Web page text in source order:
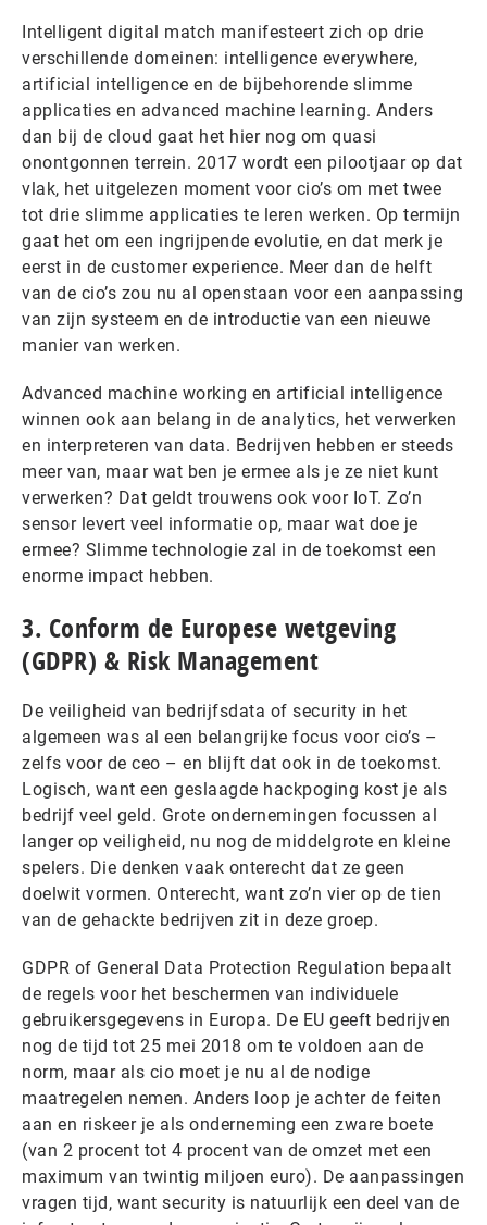
Intelligent digital match manifesteert zich op drie
verschillende domeinen: intelligence everywhere,
artificial intelligence en de bijbehorende slimme
applicaties en advanced machine learning. Anders
dan bij de cloud gaat het hier nog om quasi
onontgonnen terrein. 2017 wordt een pilootjaar op dat
vlak, het uitgelezen moment voor cio’s om met twee
tot drie slimme applicaties te leren werken. Op termijn
gaat het om een ingrijpende evolutie, en dat merk je
eerst in de customer experience. Meer dan de helft
van de cio’s zou nu al openstaan voor een aanpassing
van zijn systeem en de introductie van een nieuwe
manier van werken.
Advanced machine working en artificial intelligence
winnen ook aan belang in de analytics, het verwerken
en interpreteren van data. Bedrijven hebben er steeds
meer van, maar wat ben je ermee als je ze niet kunt
verwerken? Dat geldt trouwens ook voor IoT. Zo’n
sensor levert veel informatie op, maar wat doe je
ermee? Slimme technologie zal in de toekomst een
enorme impact hebben.
3. Conform de Europese wetgeving
(GDPR) & Risk Management
De veiligheid van bedrijfsdata of security in het
algemeen was al een belangrijke focus voor cio’s –
zelfs voor de ceo – en blijft dat ook in de toekomst.
Logisch, want een geslaagde hackpoging kost je als
bedrijf veel geld. Grote ondernemingen focussen al
langer op veiligheid, nu nog de middelgrote en kleine
spelers. Die denken vaak onterecht dat ze geen
doelwit vormen. Onterecht, want zo’n vier op de tien
van de gehackte bedrijven zit in deze groep.
GDPR of General Data Protection Regulation bepaalt
de regels voor het beschermen van individuele
gebruikersgegevens in Europa. De EU geeft bedrijven
nog de tijd tot 25 mei 2018 om te voldoen aan de
norm, maar als cio moet je nu al de nodige
maatregelen nemen. Anders loop je achter de feiten
aan en riskeer je als onderneming een zware boete
(van 2 procent tot 4 procent van de omzet met een
maximum van twintig miljoen euro). De aanpassingen
vragen tijd, want security is natuurlijk een deel van de